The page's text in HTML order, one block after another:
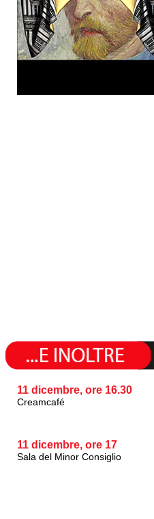
11 dicembre, ore 16.30
Creamcafé
11 dicembre, ore 17
Sala del Minor Consiglio